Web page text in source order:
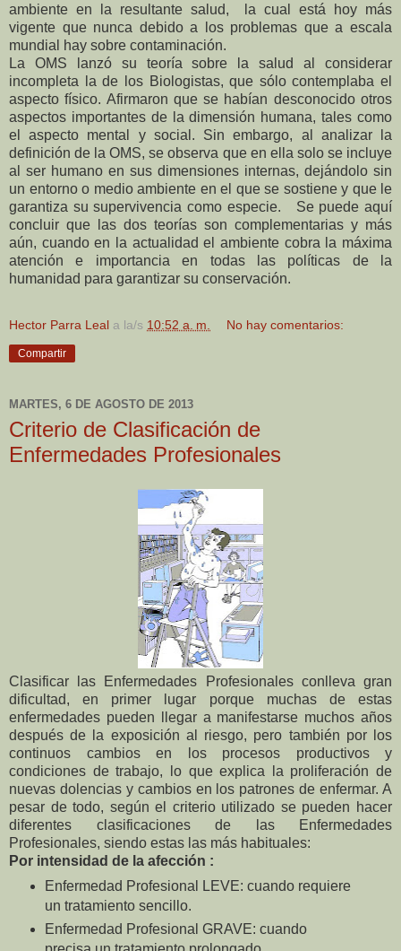
ambiente en la resultante salud, la cual está hoy más
vigente que nunca debido a los problemas que a escala
mundial hay sobre contaminación.
La OMS lanzó su teoría sobre la salud al considerar
incompleta la de los Biologistas, que sólo contemplaba el
aspecto físico. Afirmaron que se habían desconocido otros
aspectos importantes de la dimensión humana, tales como
el aspecto mental y social. Sin embargo, al analizar la
definición de la OMS, se observa que en ella solo se incluye
al ser humano en sus dimensiones internas, dejándolo sin
un entorno o medio ambiente en el que se sostiene y que le
garantiza su supervivencia como especie. Se puede aquí
concluir que las dos teorías son complementarias y más
aún, cuando en la actualidad el ambiente cobra la máxima
atención e importancia en todas las políticas de la
humanidad para garantizar su conservación.
Hector Parra Leal a la/s 10:52 a. m. No hay comentarios:
Compartir
MARTES, 6 DE AGOSTO DE 2013
Criterio de Clasificación de
Enfermedades Profesionales
Clasificar las Enfermedades Profesionales conlleva gran
dificultad, en primer lugar porque muchas de estas
enfermedades pueden llegar a manifestarse muchos años
después de la exposición al riesgo, pero también por los
continuos cambios en los procesos productivos y
condiciones de trabajo, lo que explica la proliferación de
nuevas dolencias y cambios en los patrones de enfermar. A
pesar de todo, según el criterio utilizado se pueden hacer
diferentes clasificaciones de las Enfermedades
Profesionales, siendo estas las más habituales:
Por intensidad de la afección :
Enfermedad Profesional LEVE: cuando requiere
un tratamiento sencillo.
Enfermedad Profesional GRAVE: cuando